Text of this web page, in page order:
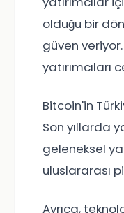
olduğu bir
güven
Bitcoin'in
Son yıllarda
geleneksel
uluslararası
Ayrıca,